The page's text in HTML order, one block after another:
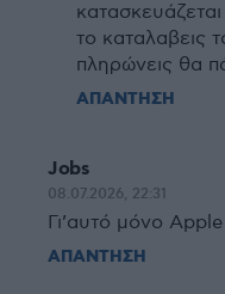
το καταλαβεις
πληρώνεις θα
ΑΠΑΝΤΗΣΗ
Jobs
08.07.2026, 22:31
Γι’αυτό μόνο
ΑΠΑΝΤΗΣΗ